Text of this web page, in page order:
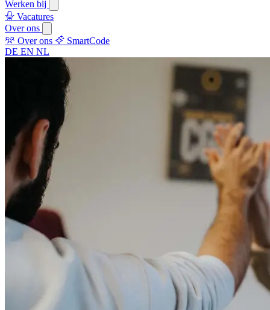
Werken bij
Vacatures
Over ons
Over ons
SmartCode
DE EN NL